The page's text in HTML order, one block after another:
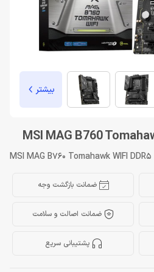
بیشتر
MSI MAG B760 Tomahawk WIFI DDR5
ضمانت بازگشت وجه
ضمانت اصالت و سلامت
پشتیبانی سریع